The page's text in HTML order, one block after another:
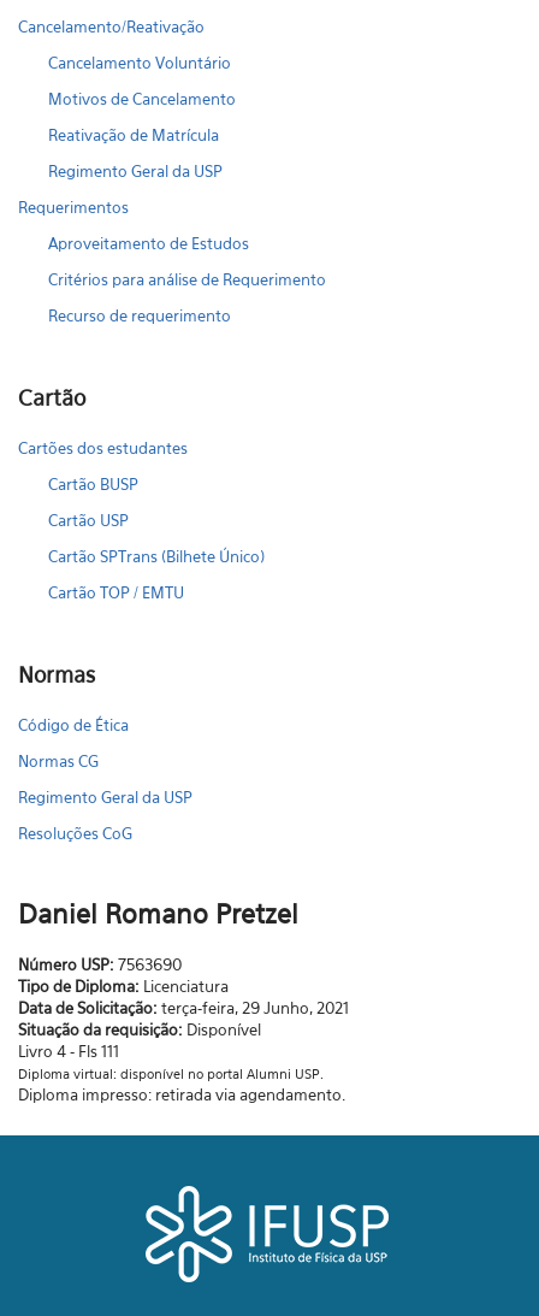
Cancelamento/Reativação
Cancelamento Voluntário
Motivos de Cancelamento
Reativação de Matrícula
Regimento Geral da USP
Requerimentos
Aproveitamento de Estudos
Critérios para análise de Requerimento
Recurso de requerimento
Cartão
Cartões dos estudantes
Cartão BUSP
Cartão USP
Cartão SPTrans (Bilhete Único)
Cartão TOP / EMTU
Normas
Código de Ética
Normas CG
Regimento Geral da USP
Resoluções CoG
Daniel Romano Pretzel
Número USP: 7563690
Tipo de Diploma: Licenciatura
Data de Solicitação: terça-feira, 29 Junho, 2021
Situação da requisição: Disponível
Livro 4 - Fls 111
Diploma virtual: disponível no portal Alumni USP.
Diploma impresso: retirada via agendamento.